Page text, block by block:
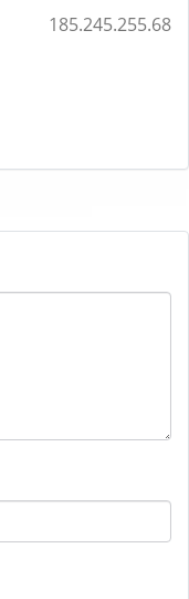
185.245.255.68